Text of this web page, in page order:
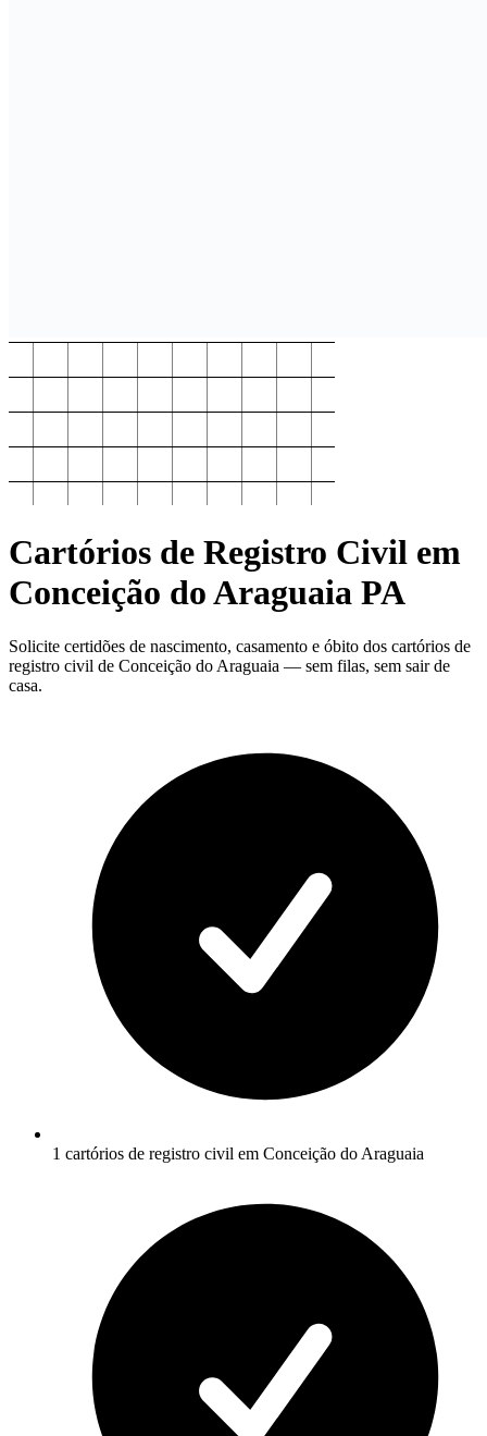
Cartórios de Registro Civil em
Conceição do Araguaia PA
Solicite certidões de nascimento, casamento e óbito dos cartórios de
registro civil de Conceição do Araguaia — sem filas, sem sair de
casa.
1 cartórios de registro civil em Conceição do Araguaia